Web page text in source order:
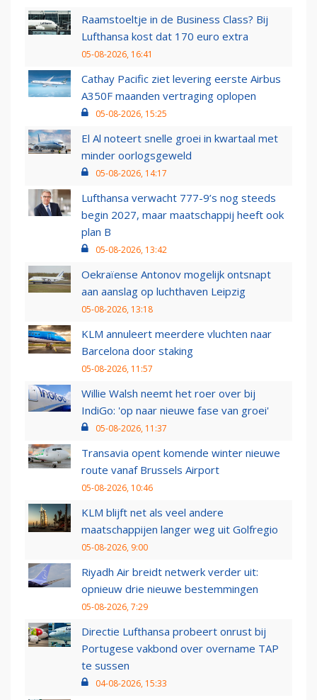
Raamstoeltje in de Business Class? Bij
Lufthansa kost dat 170 euro extra
05-08-2026, 16:41
Cathay Pacific ziet levering eerste Airbus
A350F maanden vertraging oplopen
05-08-2026, 15:25
El Al noteert snelle groei in kwartaal met
minder oorlogsgeweld
05-08-2026, 14:17
Lufthansa verwacht 777-9’s nog steeds
begin 2027, maar maatschappij heeft ook
plan B
05-08-2026, 13:42
Oekraïense Antonov mogelijk ontsnapt
aan aanslag op luchthaven Leipzig
05-08-2026, 13:18
KLM annuleert meerdere vluchten naar
Barcelona door staking
05-08-2026, 11:57
Willie Walsh neemt het roer over bij
IndiGo: 'op naar nieuwe fase van groei'
05-08-2026, 11:37
Transavia opent komende winter nieuwe
route vanaf Brussels Airport
05-08-2026, 10:46
KLM blijft net als veel andere
maatschappijen langer weg uit Golfregio
05-08-2026, 9:00
Riyadh Air breidt netwerk verder uit:
opnieuw drie nieuwe bestemmingen
05-08-2026, 7:29
Directie Lufthansa probeert onrust bij
Portugese vakbond over overname TAP
te sussen
04-08-2026, 15:33